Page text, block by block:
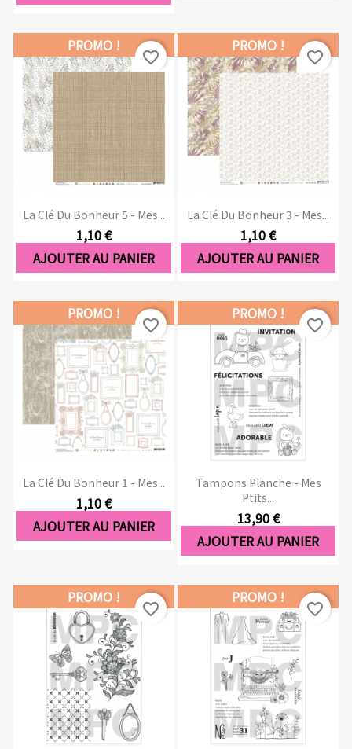
La Clé Du Bonheur 5 - Mes...
1,10 €
AJOUTER AU PANIER
PROMO !
favorite_border
La Clé Du Bonheur 3 - Mes...
1,10 €
AJOUTER AU PANIER
PROMO !
favorite_border
La Clé Du Bonheur 1 - Mes...
1,10 €
AJOUTER AU PANIER
PROMO !
favorite_border
Tampons Planche - Mes
Ptits...
13,90 €
AJOUTER AU PANIER
PROMO !
favorite_border
PROMO !
favorite_border
PROMO !
favorite_border